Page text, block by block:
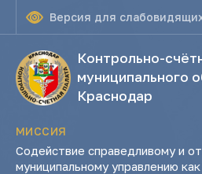
Версия для
Контрольно-
муниципального
Краснодар
МИССИЯ
Содействие справедливому и
муниципальному управлению